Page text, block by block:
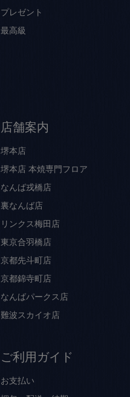
プレゼント
最高級
店舗案内
堺本店
堺本店 本焼専門フロア
なんば戎橋店
裏なんば店
リンクス梅田店
東京合羽橋店
京都先斗町店
京都錦寺町店
なんばパークス店
難波スカイオ店
ご利用ガイド
お支払い